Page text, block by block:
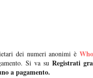
dei numeri anonimi è
Si va su Registrati
a pagamento.